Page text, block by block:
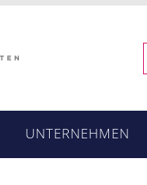
UNTERNEHMEN